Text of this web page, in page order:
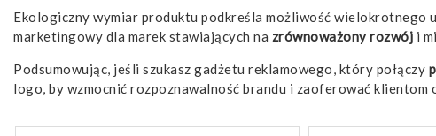
Ekologiczny wymiar produktu podkreśla możliwość wielokrotnego
marketingowy dla marek stawiających na zrównoważony rozwój i
Podsumowując, jeśli szukasz gadżetu reklamowego, który połączy
logo, by wzmocnić rozpoznawalność brandu i zaoferować